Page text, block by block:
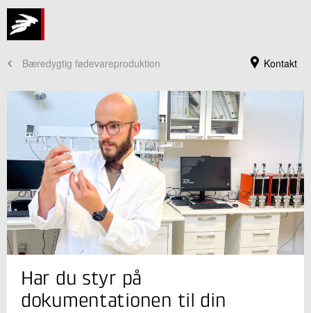
Kontakt
Bæredygtig fødevareproduktion
Jeg er din kontaktperson
Iben Bolund Nielsen
Sektionsleder, Ph.d
Fødevareteknologi
Har du styr på
dokumentationen til din